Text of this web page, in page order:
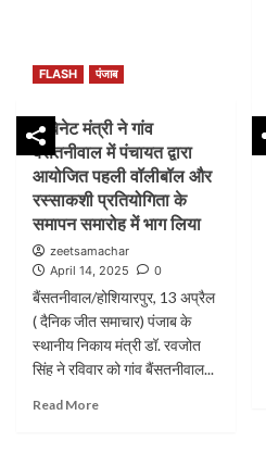
FLASH पंजाब
कैबिनेट मंत्री ने गांव
बैंसतनीवाल में पंचायत द्वारा
आयोजित पहली वॉलीबॉल और
रस्साकशी प्रतियोगिता के
समापन समारोह में भाग लिया
zeetsamachar
April 14, 2025
0
बैंसतनीवाल/होशियारपुर, 13 अप्रैल
( दैनिक जीत समाचार) पंजाब के
स्थानीय निकाय मंत्री डॉ. रवजोत
सिंह ने रविवार को गांव बैंसतनीवाल...
Read MoreRead